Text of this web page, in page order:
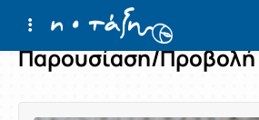
Παρουσίαση/Προβολή